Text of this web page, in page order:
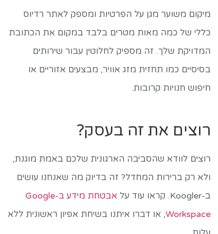
מיקום משוער מגן על הפרטיות ומספק לאתר רדיוס
כללי של כמה מאות מטרים בלבד במקום את הכתובת
המדויקת שלך. זה מספיק לחלוטין עבור שירותים
בסיסיים כמו תחזית מזג אוויר, מבצעים אזוריים או
חיפוש חנויות קרובות.
רוצים את זה בעסק?
רוצים לוודא שהסביבה הארגונית שלכם באמת מוגנת,
ולא רק ברירות המחדל? זה בדיוק מה שאנחנו עושים
ב-Koogler. קראו עוד על
אבטחת מידע ב-Google
Workspace, או דברו איתנו בשיחת אפיון ראשונית ללא